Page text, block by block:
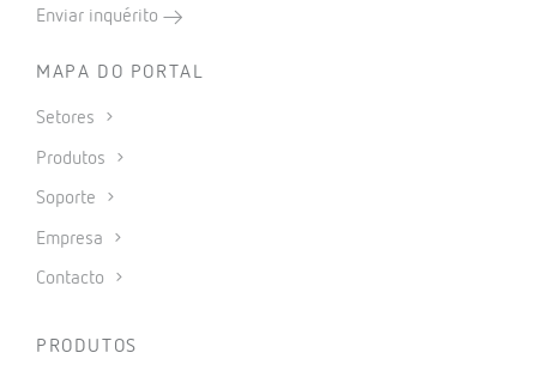
Enviar inquérito
MAPA DO PORTAL
Setores
Produtos
Soporte
Empresa
Contacto
PRODUTOS